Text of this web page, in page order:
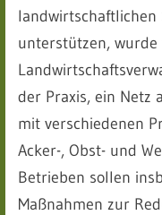
unterstützen, wurde
der Praxis, ein Netz
mit verschiedenen
Acker-, Obst- und
Betrieben sollen
Maßnahmen zur